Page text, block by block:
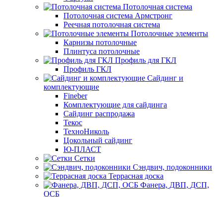
Потолочная система
Потолочная система Армстронг
Реечная потолочная система
Потолочные элементы
Карнизы потолочные
Плинтуса потолочные
Профиль для ГКЛ
Профиль ГКЛ
Сайдинг и
комплектующие
Fineber
Комплектующие для сайдинга
Сайдинг распродажа
Текос
ТехноНиколь
Цокольный сайдинг
Ю-ПЛАСТ
Сетки
Сэндвич, подоконники
Террасная доска
Фанера, ДВП, ДСП,
ОСБ